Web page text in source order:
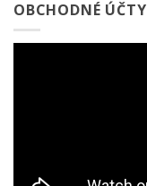
OBCHODNÉ ÚČTY